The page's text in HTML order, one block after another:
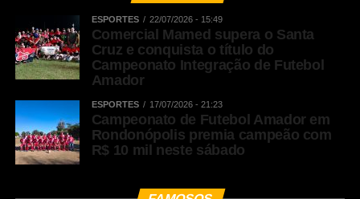
ESPORTES 22/07/2026 - 15:49
Comercial Mamed supera o Santa
Cruz e conquista o título do
Campeonato Integração de Futebol
Amador
ESPORTES 17/07/2026 - 21:23
Campeonato de Futebol Amador em
Rondonópolis premia campeão com
R$ 10 mil neste sábado